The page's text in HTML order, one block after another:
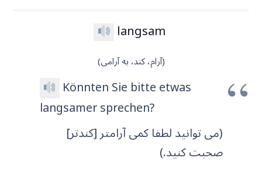
langsam
(آرام، کند، به آرامی)
Könnten Sie bitte etwas
langsamer sprechen?
(می توانید لطفا کمی آرامتر [کندتر]
صحبت کنید.)